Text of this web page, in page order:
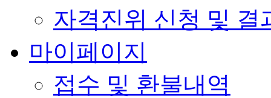
자격진위 신청 및 결
마이페이지
접수 및 환불내역